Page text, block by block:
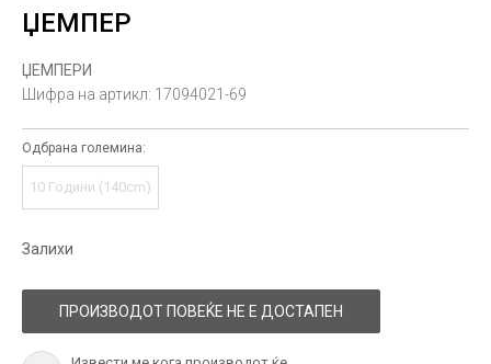
ЏЕМПЕР
ЏЕМПЕРИ
Шифра на артикл: 17094021-69
Одбрана големина:
10 Години (140cm)
Залихи
ПРОИЗВОДОТ ПОВЕЌЕ НЕ Е ДОСТАПЕН